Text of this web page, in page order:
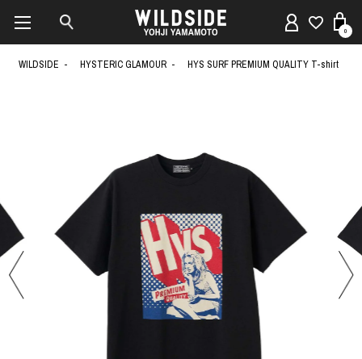
0
WILDSIDE HYSTERIC GLAMOUR HYS SURF PREMIUM QUALITY T-shirt